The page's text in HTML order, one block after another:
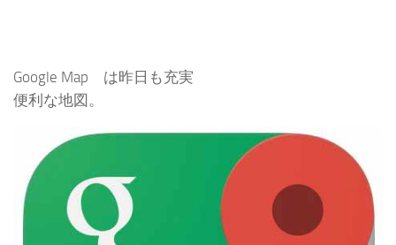
Google Map は昨日も充実
便利な地図。